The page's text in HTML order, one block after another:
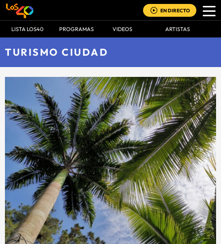
EN DIRECTO
LISTA LOS40 PROGRAMAS VIDEOS ARTISTAS
TURISMO CIUDAD